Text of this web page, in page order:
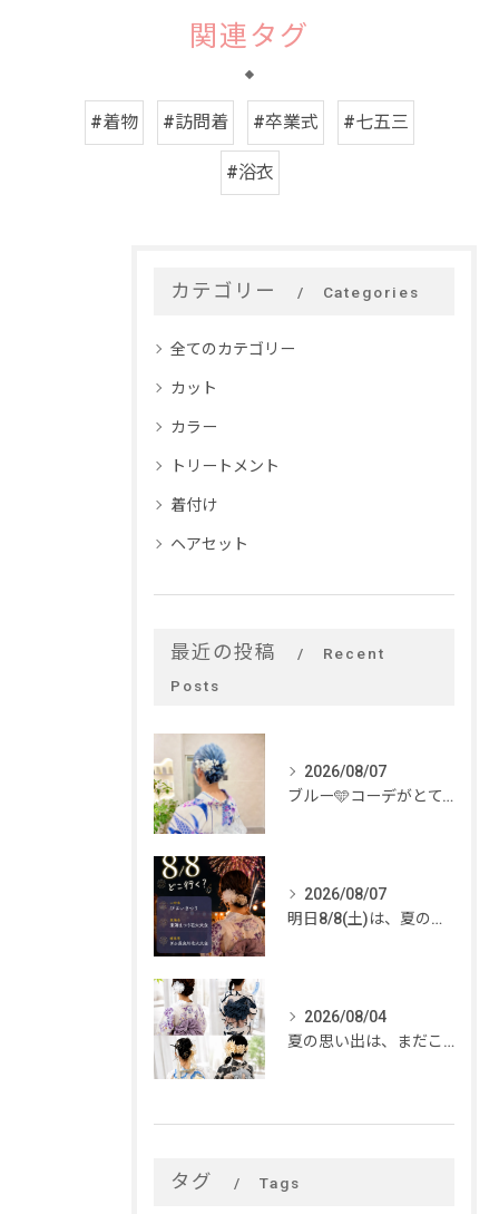
関連タグ
#着物 #訪問着 #卒業式 #七五三
#浴衣
カテゴリー Categories
全てのカテゴリー
カット
カラー
トリートメント
着付け
ヘアセット
最近の投稿
Recent
Posts
2026/08/07
ブルー🩵コーデがとてもお似合いでした✨
2026/08/07
明日8/8(土)は、夏のイベントがいっぱい🎆
2026/08/04
夏の思い出は、まだこれから。
タグ Tags